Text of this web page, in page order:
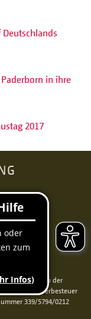
in ihre
2017
07
06
V. ist als wegen der
und Gewerbesteuer
339/5794/0212